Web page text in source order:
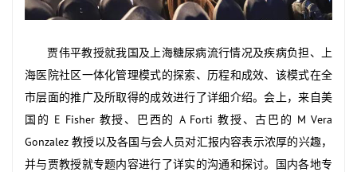
贾伟平教授就我国及上海糖尿病流行情况及疾病负担、上
海医院社区一体化管理模式的探索、历程和成效、该模式在全
市层面的推广及所取得的成效进行了详细介绍。会上，来自美
国的 E Fisher 教授、巴西的 A Forti 教授、古巴的 M Vera
Gonzalez 教授以及各国与会人员对汇报内容表示浓厚的兴趣，
并与贾教授就专题内容进行了详实的沟通和探讨。国内各地专